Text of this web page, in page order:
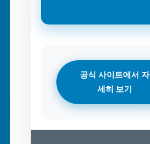
공식 사이트에서 자
세히 보기